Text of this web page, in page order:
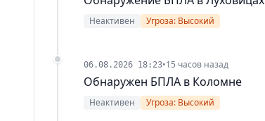
Неактивен Угроза: Высокий
06.08.2026 18:23•15 часов назад
Обнаружен БПЛА в Коломне
Неактивен Угроза: Высокий